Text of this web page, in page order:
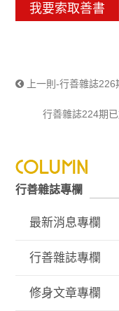
我要索取善書
上一則-行善雜誌
行善雜誌224期
行善雜誌專欄
最新消息專欄
行善雜誌專欄
修身文章專欄